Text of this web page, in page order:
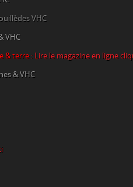
VHC
VHC
& terre : Lire le magazine en ligne
& VHC